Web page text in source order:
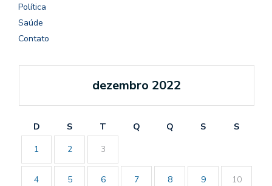
Política
Saúde
Contato
dezembro 2022
D S T Q Q S
S
1
2 3
4 5 6 7 8 9 10